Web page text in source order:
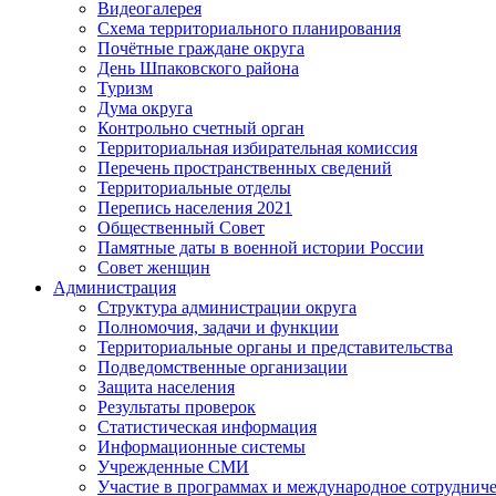
Видеогалерея
Схема территориального планирования
Почётные граждане округа
День Шпаковского района
Туризм
Дума округа
Контрольно счетный орган
Территориальная избирательная комиссия
Перечень пространственных сведений
Территориальные отделы
Перепись населения 2021
Общественный Совет
Памятные даты в военной истории России
Совет женщин
Администрация
Структура администрации округа
Полномочия, задачи и функции
Территориальные органы и представительства
Подведомственные организации
Защита населения
Результаты проверок
Статистическая информация
Информационные системы
Учрежденные СМИ
Участие в программах и международное